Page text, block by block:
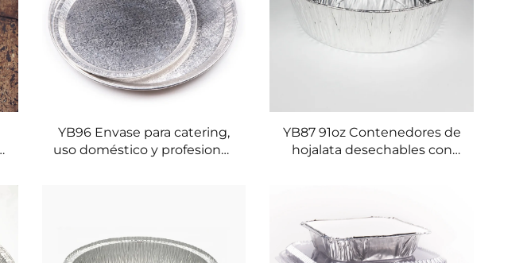
YB96 Envase para catering,
uso doméstico y profesional,
aluminio
YB87 91oz Contenedores de
hojalata desechables con
mayor, bandejas para
hornear plateadas